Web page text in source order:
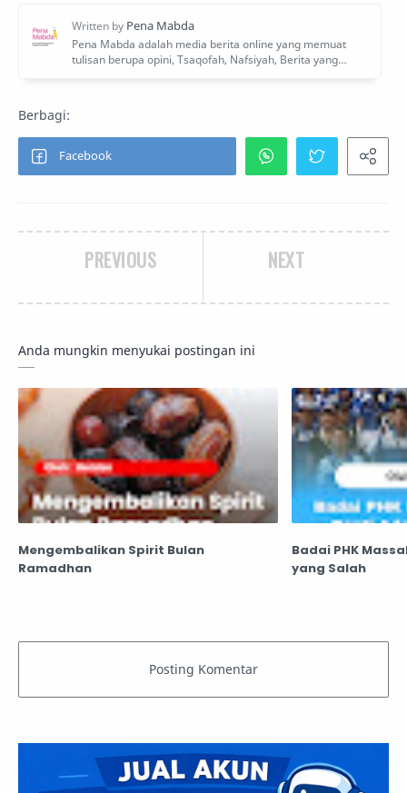
NEXT
PREVIOUS
Anda mungkin menyukai postingan ini
Mengembalikan Spirit Bulan
Ramadhan
Badai PHK
yang Salah